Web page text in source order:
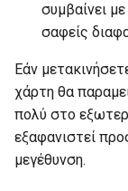
συμβαίνει
σαφείς
Εάν
χάρτη θα
πολύ στο
εξαφανιστεί
μεγέθυνση.